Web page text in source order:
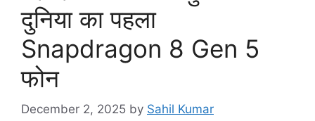
दुनिया का पहला
Snapdragon 8 Gen 5
फोन
December 2, 2025 by Sahil Kumar